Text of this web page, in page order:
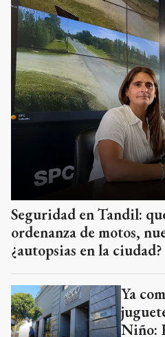
Seguridad en Tandil:
ordenanza de motos,
¿autopsias en la ciudad?
Ya
Niño: